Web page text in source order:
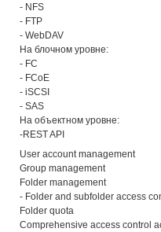
- NFS
- FTP
- WebDAV
На блочном уровне:
- FC
- FCoE
- iSCSI
- SAS
На объектном уровне:
-REST API
User account management
Group management
Folder management
- Folder and subfolder access
Folder quota
Comprehensive access control